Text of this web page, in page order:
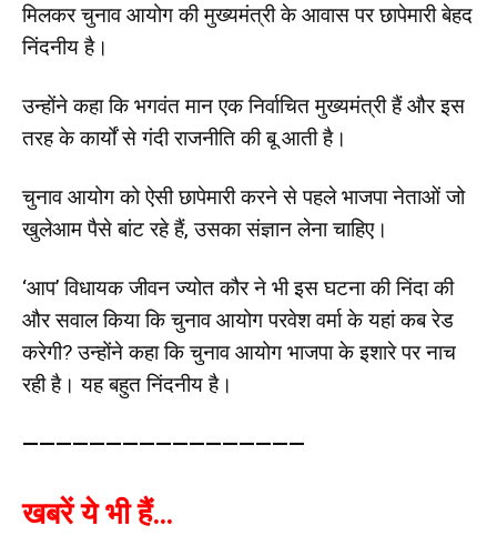
मिलकर चुनाव आयोग की मुख्यमंत्री के आवास पर छापेमारी बेहद
निंदनीय है।
उन्होंने कहा कि भगवंत मान एक निर्वाचित मुख्यमंत्री हैं और इस
तरह के कार्यों से गंदी राजनीति की बू आती है।
चुनाव आयोग को ऐसी छापेमारी करने से पहले भाजपा नेताओं जो
खुलेआम पैसे बांट रहे हैं, उसका संज्ञान लेना चाहिए।
‘आप’ विधायक जीवन ज्योत कौर ने भी इस घटना की निंदा की
और सवाल किया कि चुनाव आयोग परवेश वर्मा के यहां कब रेड
करेगी? उन्होंने कहा कि चुनाव आयोग भाजपा के इशारे पर नाच
रही है। यह बहुत निंदनीय है।
—————————————————
खबरें ये भी हैं…